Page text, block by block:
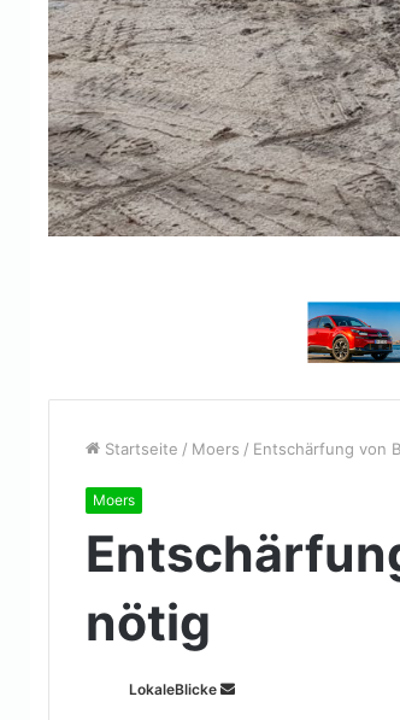
Startseite / Moers / Entschärfung von
Moers
nötig
LokaleBlicke
Sende